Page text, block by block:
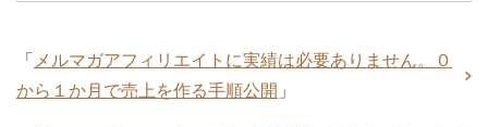
「 メルマガアフィリエイトに実績は必要ありません。０
から１か月で売上を作る手順公開 」